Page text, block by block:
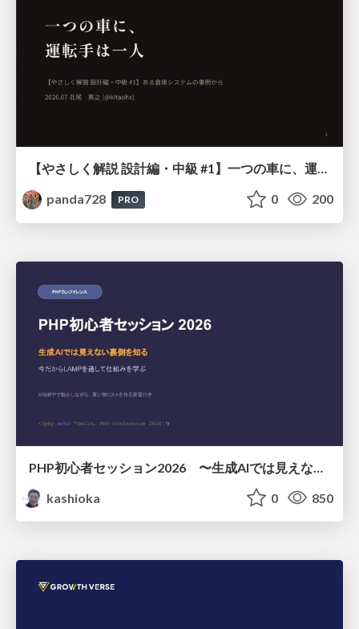
【やさしく解説 設計編・中級 #1】一つの車に、運転手は一人 ～ある倉庫システムの事例から～
panda728
PRO 0 200
kashioka
0 850